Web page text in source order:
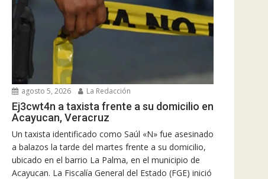
agosto 5, 2026 La Redacción
Ej3cwt4n a taxista frente a su domicilio en
Acayucan, Veracruz
Un taxista identificado como Saúl «N» fue asesinado
a balazos la tarde del martes frente a su domicilio,
ubicado en el barrio La Palma, en el municipio de
Acayucan. La Fiscalía General del Estado (FGE) inició